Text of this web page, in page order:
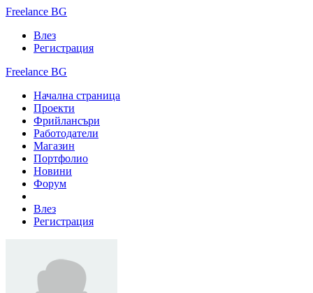
Freelance BG
Влез
Регистрация
Freelance BG
Начална страница
Проекти
Фрийлансъри
Работодатели
Магазин
Портфолио
Новини
Форум
Влез
Регистрация